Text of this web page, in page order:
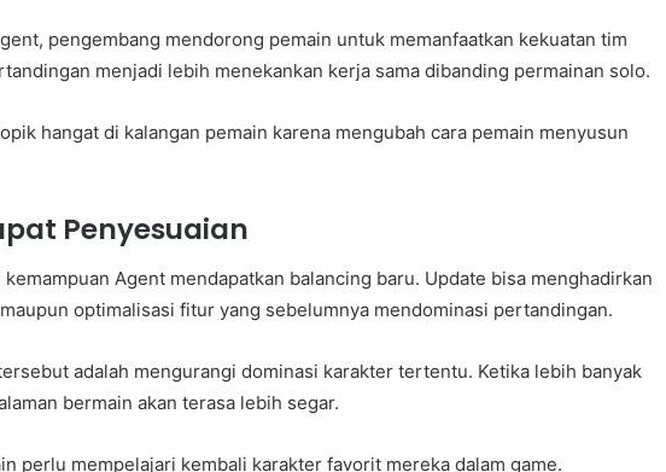
pengembang mendorong pemain untuk memanfaatkan kekuatan tim
menjadi lebih menekankan kerja sama dibanding permainan solo.
hangat di kalangan pemain karena mengubah cara pemain menyusun
Penyesuaian
Agent mendapatkan balancing baru. Update bisa menghadirkan
optimalisasi fitur yang sebelumnya mendominasi pertandingan.
adalah mengurangi dominasi karakter tertentu. Ketika lebih banyak
bermain akan terasa lebih segar.
perlu mempelajari kembali karakter favorit mereka dalam game.